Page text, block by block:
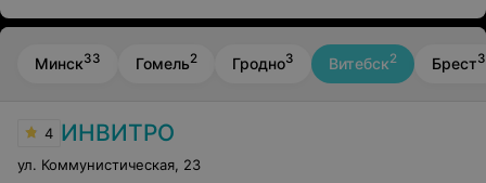
Минск33 Гомель2 Гродно3 Витебск2 Брест3
4 ИНВИТРО
ул. Коммунистическая 23